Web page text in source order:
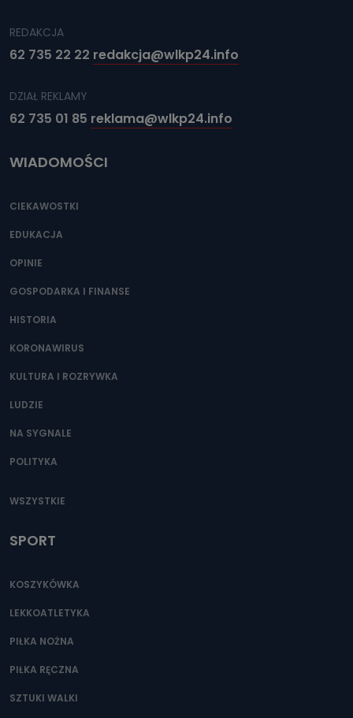
REDAKCJA
62 735 22 22 redakcja@wlkp24.info
DZIAŁ REKLAMY
62 735 01 85 reklama@wlkp24.info
WIADOMOŚCI
CIEKAWOSTKI
EDUKACJA
OPINIE
GOSPODARKA I FINANSE
HISTORIA
KORONAWIRUS
KULTURA I ROZRYWKA
LUDZIE
NA SYGNALE
POLITYKA
WSZYSTKIE
SPORT
KOSZYKÓWKA
LEKKOATLETYKA
PIŁKA NOŻNA
PIŁKA RĘCZNA
SZTUKI WALKI